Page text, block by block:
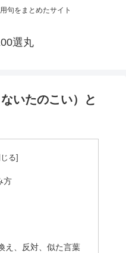
句をまとめたサイト
選丸
いたのこい）と
方
え、反対、似た言葉